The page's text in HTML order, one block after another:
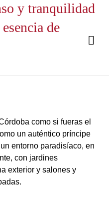
y tranquilidad
de
como si fueras el
un auténtico príncipe
entorno paradisíaco, en
con jardines
exterior y salones y